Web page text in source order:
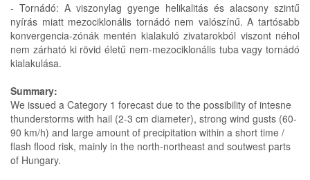
- Tornádó: A viszonylag gyenge helikalitás és alacsony szintű
nyírás miatt mezociklonális tornádó nem valószínű. A tartósabb
konvergencia-zónák mentén kialakuló zivatarokból viszont néhol
nem zárható ki rövid életű nem-mezociklonális tuba vagy tornádó
kialakulása.
Summary:
We issued a Category 1 forecast due to the possibility of intesne
thunderstorms with hail (2-3 cm diameter), strong wind gusts (60-
90 km/h) and large amount of precipitation within a short time /
flash flood risk, mainly in the north-northeast and soutwest parts
of Hungary.